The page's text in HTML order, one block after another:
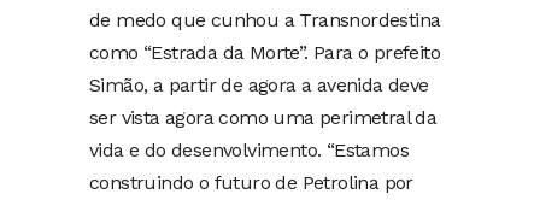
de medo que cunhou a Transnordestina
como “Estrada da Morte”. Para o prefeito
Simão, a partir de agora a avenida deve
ser vista agora como uma perimetral da
vida e do desenvolvimento. “Estamos
construindo o futuro de Petrolina por